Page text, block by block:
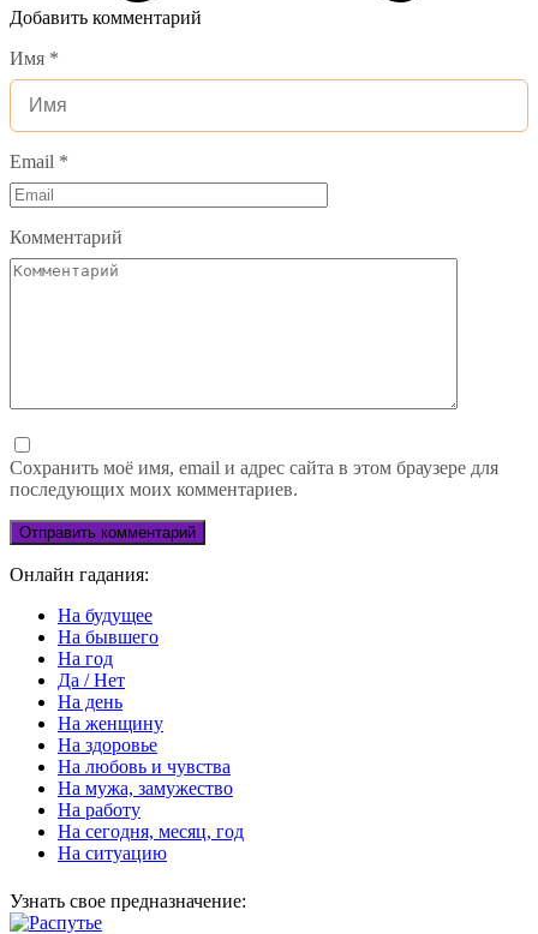
Добавить комментарий
Имя *
Email *
Комментарий
Сохранить моё имя, email и адрес сайта в этом браузере для
последующих моих комментариев.
Онлайн гадания:
На будущее
На бывшего
На год
Да / Нет
На день
На женщину
На здоровье
На любовь и чувства
На мужа, замужество
На работу
На сегодня, месяц, год
На ситуацию
Узнать свое предназначение: